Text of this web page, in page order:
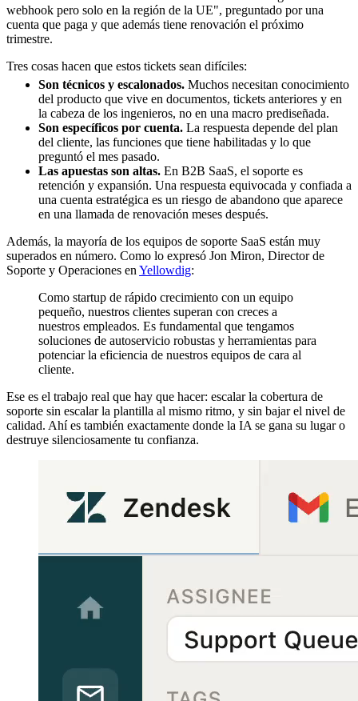
webhook pero solo en la región de la UE", preguntado por una
cuenta que paga y que además tiene renovación el próximo
trimestre.
Tres cosas hacen que estos tickets sean difíciles:
Son técnicos y escalonados. Muchos necesitan conocimiento
del producto que vive en documentos, tickets anteriores y en
la cabeza de los ingenieros, no en una macro prediseñada.
Son específicos por cuenta. La respuesta depende del plan
del cliente, las funciones que tiene habilitadas y lo que
preguntó el mes pasado.
Las apuestas son altas. En B2B SaaS, el soporte es
retención y expansión. Una respuesta equivocada y confiada a
una cuenta estratégica es un riesgo de abandono que aparece
en una llamada de renovación meses después.
Además, la mayoría de los equipos de soporte SaaS están muy
superados en número. Como lo expresó Jon Miron, Director de
Soporte y Operaciones en Yellowdig:
Como startup de rápido crecimiento con un equipo
pequeño, nuestros clientes superan con creces a
nuestros empleados. Es fundamental que tengamos
soluciones de autoservicio robustas y herramientas para
potenciar la eficiencia de nuestros equipos de cara al
cliente.
Ese es el trabajo real que hay que hacer: escalar la cobertura de
soporte sin escalar la plantilla al mismo ritmo, y sin bajar el nivel de
calidad. Ahí es también exactamente donde la IA se gana su lugar o
destruye silenciosamente tu confianza.